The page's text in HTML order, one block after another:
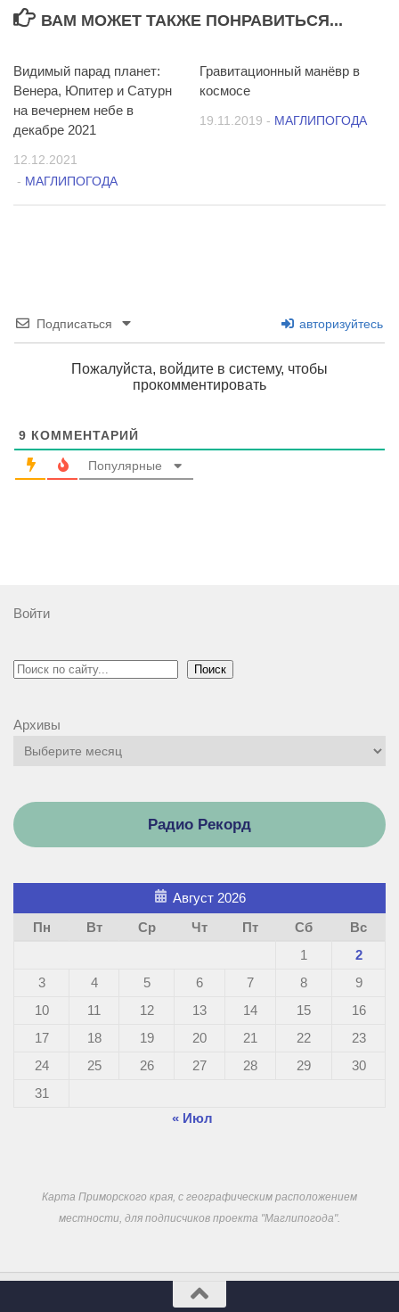
ВАМ МОЖЕТ ТАКЖЕ ПОНРАВИТЬСЯ...
Видимый парад планет:
Венера, Юпитер и Сатурн
на вечернем небе в
декабре 2021
12.12.2021
- МАГЛИПОГОДА
Гравитационный манёвр в
космосе
19.11.2019 - МАГЛИПОГОДА
Подписаться авторизуйтесь
Пожалуйста, войдите в систему, чтобы
прокомментировать
9 КОММЕНТАРИЙ
Популярные
Войти
Поиск Поиск
Архивы
Радио Рекорд
Август 2026
Пн
Вт Ср Чт Пт Сб
Вс
1
2
3
4 5 6 7 8
9
10
11 12 13 14 15
16
17
18 19 20 21 22
23
24
25 26 27 28 29
30
31
« Июл
Карта Приморского края, с географическим расположением
местности, для подписчиков проекта "Маглипогода".